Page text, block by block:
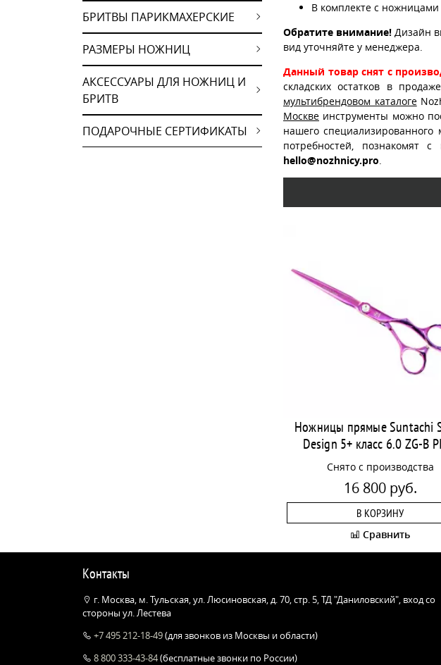
БРИТВЫ ПАРИКМАХЕРСКИЕ
РАЗМЕРЫ НОЖНИЦ
АКСЕССУАРЫ ДЛЯ НОЖНИЦ И
БРИТВ
ПОДАРОЧНЫЕ СЕРТИФИКАТЫ
В комплекте с ножницами
Обратите внимание! Дизайн
вид уточняйте у менеджера.
Данный товар снят с
складских остатков в
мультибрендовом каталоге
Москве инструменты можно
нашего
потребностей,
hello@nozhnicy.pro.
Ножницы прямые Suntachi
Design 5+ класс 6.0 ZG-B
Снято с производства
16 800 руб.
В КОРЗИНУ
Сравнить
Контакты
г. Москва, м. Тульская, ул. Люсиновская, д. 70, стр. 5, ТД "Даниловский", вход со
стороны ул. Лестева
+7 495 212-18-49(для звонков из Москвы и области)
8 800 333-43-84(бесплатные звонки по России)